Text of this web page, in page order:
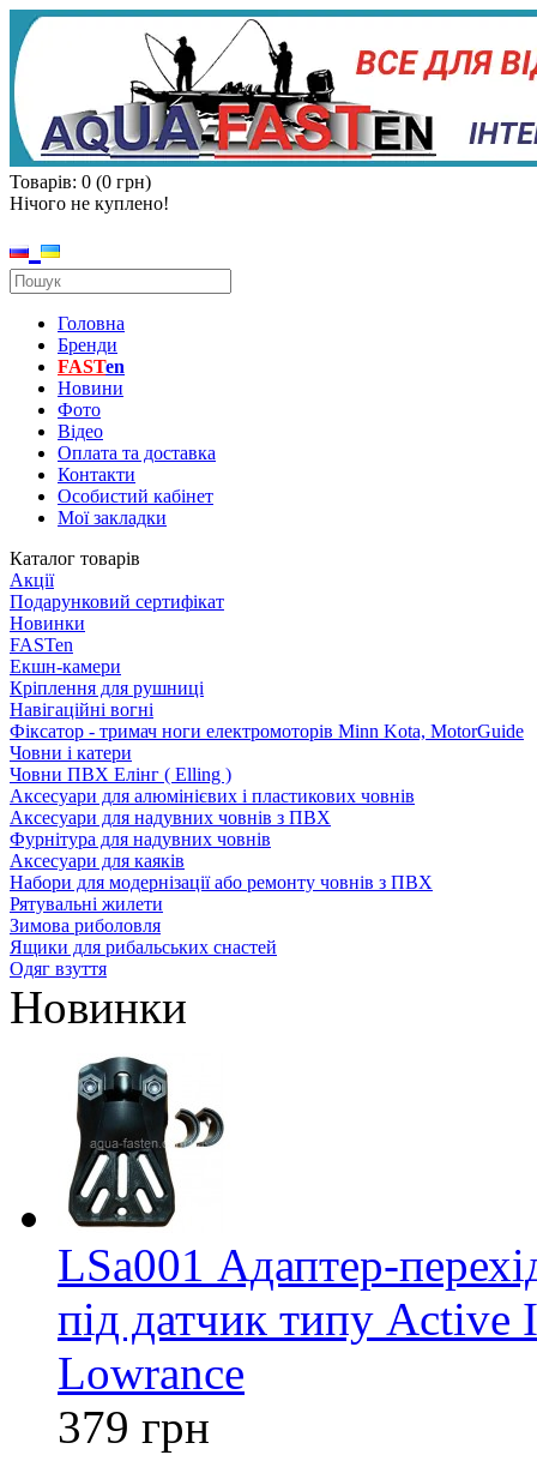
Товарів: 0 (0 грн)
Нічого не куплено!
Головна
Бренди
FASTen
Новини
Фото
Відео
Оплата та доставка
Контакти
Особистий кабінет
Мої закладки
Каталог товарів
Акції
Подарунковий сертифікат
Новинки
FASTen
Екшн-камери
Кріплення для рушниці
Навігаційні вогні
Фіксатор - тримач ноги електромоторів Minn Kota, MotorGuide
Човни і катери
Човни ПВХ Елінг ( Elling )
Аксесуари для алюмінієвих і пластикових човнів
Аксесуари для надувних човнів з ПВХ
Фурнітура для надувних човнів
Аксесуари для каяків
Набори для модернізації або ремонту човнів з ПВХ
Рятувальні жилети
Зимова риболовля
Ящики для рибальських снастей
Одяг взуття
Новинки
LSa001 Адаптер-
під датчик типу Active
Lowrance
379 грн